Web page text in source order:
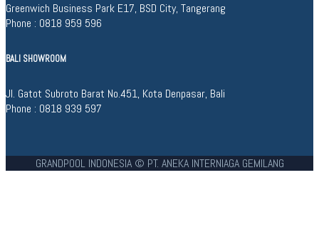
Greenwich Business Park E17, BSD City, Tangerang
Phone : 0818 959 596
BALI SHOWROOM
Jl. Gatot Subroto Barat No.451, Kota Denpasar, Bali
Phone : 0818 939 597
GRANDPOOL INDONESIA © PT. ANEKA INTERNIAGA GEMILANG